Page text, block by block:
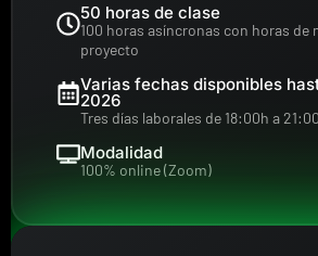
50 horas de clase
100 horas asíncronas con horas de
proyecto
Varias fechas disponibles
2026
Tres días laborales de 18:00h a
Modalidad
100% online (Zoom)